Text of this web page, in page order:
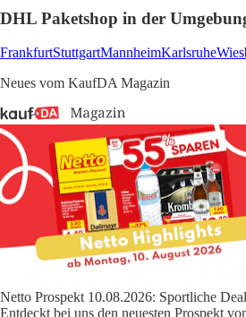
DHL Paketshop in der
FrankfurtStuttgartMannheimKarlsruhe
Neues vom KaufDA Magazin
Netto Prospekt 10.08.2026: Sportliche
Entdeckt bei uns den neuesten Prospekt